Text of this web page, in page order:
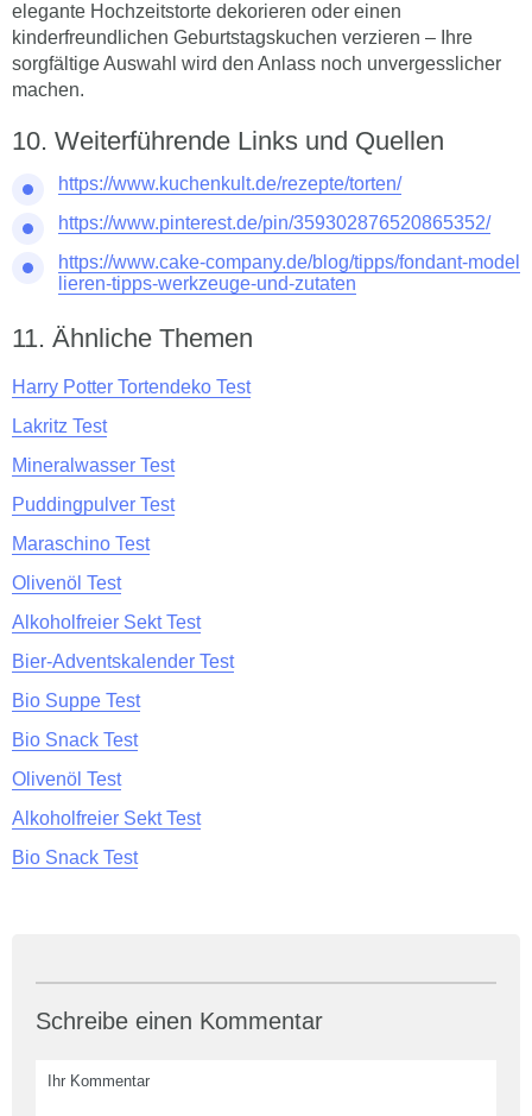
elegante Hochzeitstorte dekorieren oder einen
kinderfreundlichen Geburtstagskuchen verzieren – Ihre
sorgfältige Auswahl wird den Anlass noch unvergesslicher
machen.
Weiterführende Links und Quellen
https://www.kuchenkult.de/rezepte/torten/
https://www.pinterest.de/pin/359302876520865352/
https://www.cake-company.de/blog/tipps/fondant-model
lieren-tipps-werkzeuge-und-zutaten
Ähnliche Themen
Harry Potter Tortendeko Test
Lakritz Test
Mineralwasser Test
Puddingpulver Test
Maraschino Test
Olivenöl Test
Alkoholfreier Sekt Test
Bier-Adventskalender Test
Bio Suppe Test
Bio Snack Test
Olivenöl Test
Alkoholfreier Sekt Test
Bio Snack Test
Schreibe einen Kommentar